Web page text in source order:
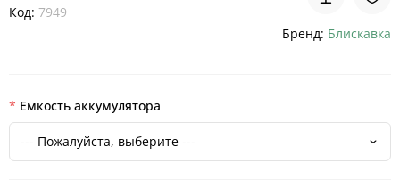
Код: 7949
Бренд: Блискавка
Емкость аккумулятора